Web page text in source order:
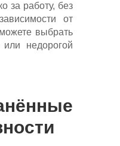
за работу, без
от
выбрать
или недорогой